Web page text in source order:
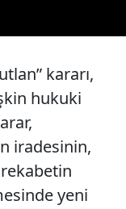
kararı,
hukuki
iradesinin,
yeni